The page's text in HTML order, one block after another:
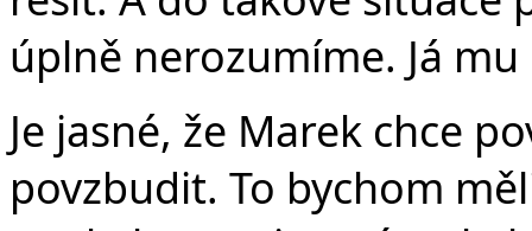
úplně nerozumíme. Já
Je jasné, že Marek chce
povzbudit. To bychom